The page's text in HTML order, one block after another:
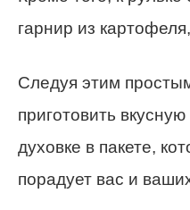
гарнир из
Следуя этим
приготовить
духовке в пакете,
порадует вас и